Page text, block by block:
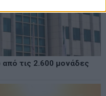
τις 2.600 μονάδες